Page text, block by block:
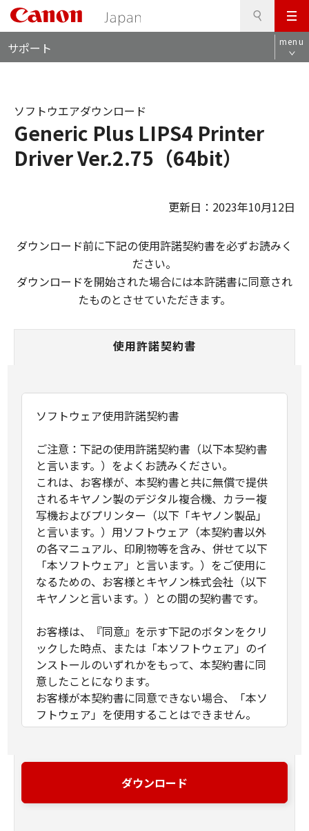
メ
ニ
ュ
サポート menu
Generic Plus LIPS4 Printer
Driver Ver.2.75（64bit）
ソフトウエアダウンロード
更新日：2023年10月12日
ダウンロード前に下記の使用許諾契約書を必ずお読みく
ださい。
ダウンロードを開始された場合には本許諾書に同意され
たものとさせていただきます。
使用許諾契約書
ソフトウェア使用許諾契約書
ご注意：下記の使用許諾契約書（以下本契約書
と言います。）をよくお読みください。
これは、お客様が、本契約書と共に無償で提供
されるキヤノン製のデジタル複合機、カラー複
写機およびプリンター（以下「キヤノン製品」
と言います。）用ソフトウェア（本契約書以外
の各マニュアル、印刷物等を含み、併せて以下
「本ソフトウェア」と言います。）をご使用に
なるための、お客様とキヤノン株式会社（以下
キヤノンと言います。）との間の契約書です。
お客様は、『同意』を示す下記のボタンをクリ
ックした時点、または「本ソフトウェア」のイ
ンストールのいずれかをもって、本契約書に同
意したことになります。
お客様が本契約書に同意できない場合、「本ソ
フトウェア」を使用することはできません。
(1) キヤノンは、お客様が「キヤノン製品」を利
用する目的のために、「キヤノン製品」に直接
ダウンロード